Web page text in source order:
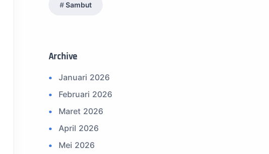
11. Info Operasi dan Latihan
14. Komite Olahraga Militer Indonesia
Sambut
Archive
Januari 2026
Februari 2026
Maret 2026
April 2026
Mei 2026